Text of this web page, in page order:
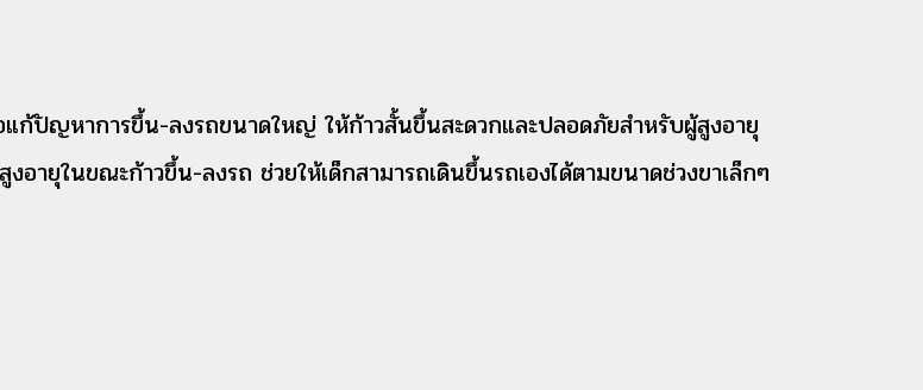
ก้ปัญหาการขึ้น-ลงรถขนาดใหญ่ ให้ก้าวสั้นขึ้นสะดวกและปลอดภัยสำหรับผู้สูงอายุ
ายุในขณะก้าวขึ้น-ลงรถ ช่วยให้เด็กสามารถเดินขึ้นรถเองได้ตามขนาดช่วงขาเล็กๆ